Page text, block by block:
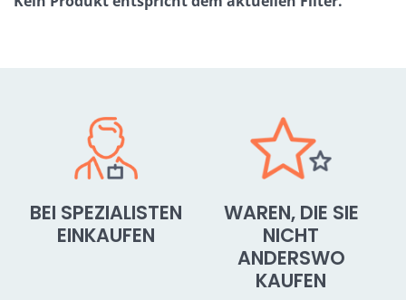
BEI SPEZIALISTEN
EINKAUFEN
WAREN, DIE SIE
NICHT
ANDERSWO
KAUFEN